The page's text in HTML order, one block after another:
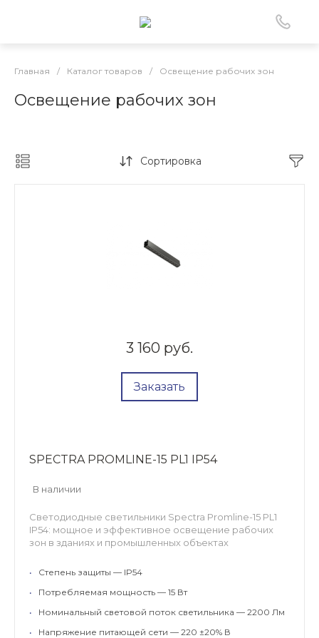
Главная / Каталог товаров / Освещение рабочих зон
Освещение рабочих зон
Сортировка
3 160 руб.
Заказать
SPECTRA PROMLINE-15 PL1 IP54
В наличии
Светодиодные светильники Spectra Promline-15 PL1
IP54: мощное и эффективное освещение рабочих
зон в зданиях и промышленных объектах
•
Степень защиты — IP54
•
Потребляемая мощность — 15 Вт
•
Номинальный световой поток светильника — 2200 Лм
•
Напряжение питающей сети — 220 ±20% В